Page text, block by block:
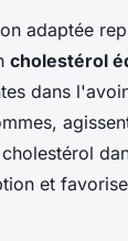
adaptée
cholestérol
dans
et